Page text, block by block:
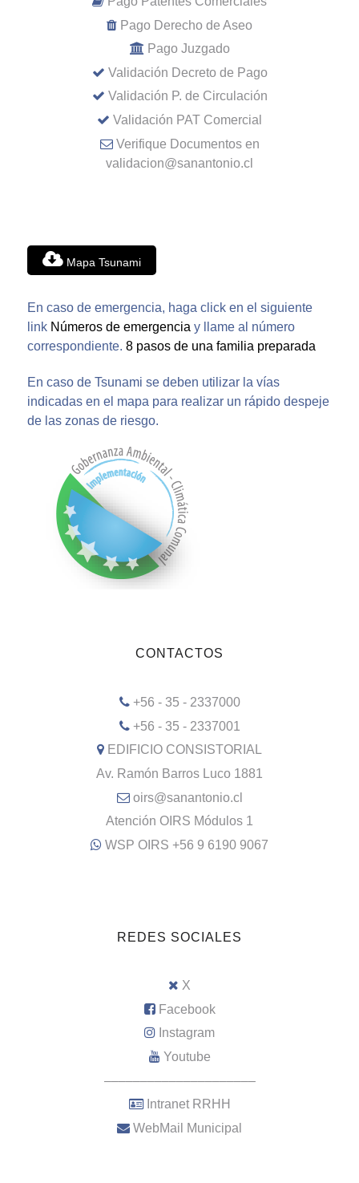
Pago Derecho de Aseo
Pago Juzgado
Validación Decreto de Pago
Validación P. de Circulación
Validación PAT Comercial
Verifique Documentos en
validacion@sanantonio.cl
Mapa Tsunami
En caso de emergencia, haga click en el siguiente
link Números de emergencia y llame al número
correspondiente. 8 pasos de una familia preparada
En caso de Tsunami se deben utilizar la vías
indicadas en el mapa para realizar un rápido despeje
de las zonas de riesgo.
CONTACTOS
+56 - 35 - 2337000
+56 - 35 - 2337001
EDIFICIO CONSISTORIAL
Av. Ramón Barros Luco 1881
oirs@sanantonio.cl
Atención OIRS Módulos 1
WSP OIRS +56 9 6190 9067
REDES SOCIALES
X
Facebook
Instagram
Youtube
–––––––––––––––––––––
Intranet RRHH
WebMail Municipal